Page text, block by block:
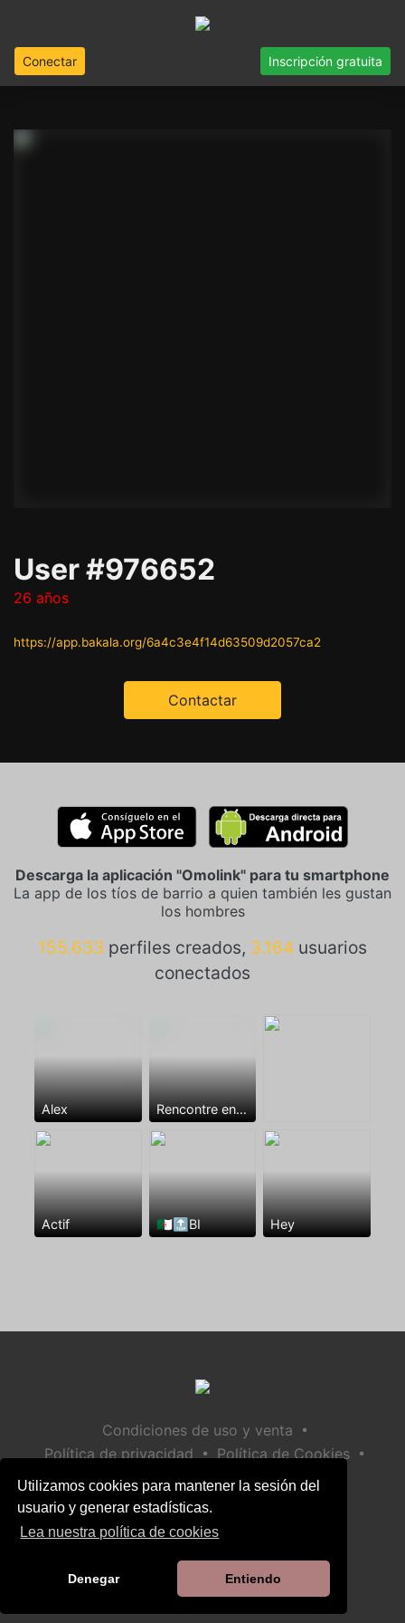
Utilizamos cookies para mantener la sesión del
usuario y generar estadísticas.
Lea nuestra política de cookies
Denegar Entiendo
Conectar Inscripción gratuita
User #976652
26 años
https://app.bakala.org/6a4c3e4f14d63509d2057ca2
Contactar
Descarga la aplicación "Omolink" para tu smartphone
La app de los tíos de barrio a quien también les gustan
los hombres
155.633 perfiles creados, 3.164 usuarios
conectados
Alex Rencontre entre mecs
Actif 🇩🇿🔝BI Hey
Condiciones de uso y venta •
Política de privacidad • Política de Cookies •
Política de seguridad infantil
Ayuda / Contactar